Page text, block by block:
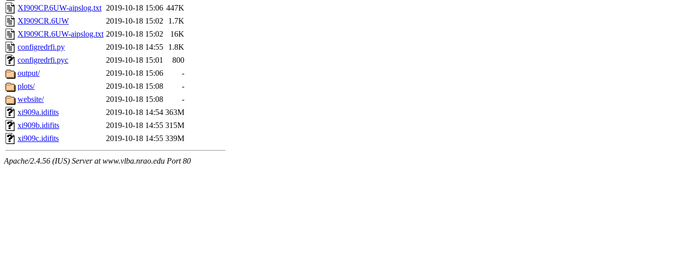
XI909CP.6UW-aipslog.txt 2019-10-18 15:06 447K
XI909CR.6UW
2019-10-18 15:02
1.7K
XI909CR.6UW-aipslog.txt 2019-10-18 15:02
16K
configredrfi.py
2019-10-18 14:55
1.8K
configredrfi.pyc
2019-10-18 15:01
800
output/
2019-10-18 15:06
-
plots/
2019-10-18 15:08
-
website/
2019-10-18 15:08
-
xi909a.idifits
2019-10-18 14:54 363M
xi909b.idifits
2019-10-18 14:55 315M
xi909c.idifits
2019-10-18 14:55 339M
Apache/2.4.56 (IUS) Server at www.vlba.nrao.edu Port 80